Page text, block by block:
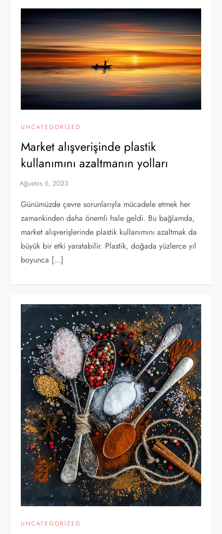
UNCATEGORIZED
Market alışverişinde plastik
kullanımını azaltmanın yolları
Günümüzde çevre sorunlarıyla mücadele etmek her
zamankinden daha önemli hale geldi. Bu bağlamda,
market alışverişlerinde plastik kullanımını azaltmak da
büyük bir etki yaratabilir. Plastik, doğada yüzlerce yıl
boyunca […]
UNCATEGORIZED